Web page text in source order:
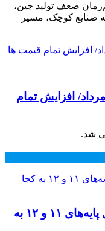
ضعف تولید چین،
صنایع کوچک، مسیر
قیمت طلا و سکه امروز دوشنبه ۱۲مرداد/ افزایش تمام
شد.
مصوبه تاثیر قطعی معدل برای پایه‌های ۱۱ و ۱۲ به